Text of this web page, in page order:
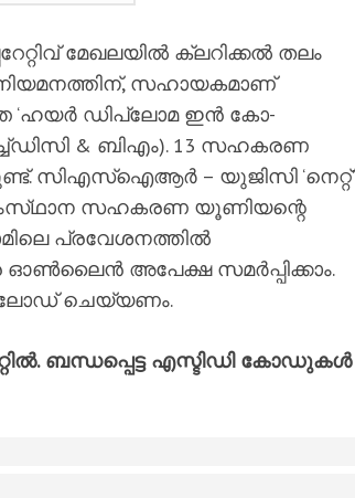
മേഖലയിൽ ക്ലറിക്കൽ തലം
സഹായകമാണ്
‘ഹയർ ഡിപ്ലോമ ഇൻ കോ-
& ബിഎം). 13 സഹകരണ
സിഎസ്‌ഐആർ – യുജിസി ‘നെറ്റ്’
സഹകരണ യൂണിയന്റെ
പ്രവേശനത്തിൽ
ഓൺലൈൻ അപേക്ഷ സമർപ്പിക്കാം.
ചെയ്യണം.
ബന്ധപ്പെട്ട എസ്ടിഡി കോഡുകൾ